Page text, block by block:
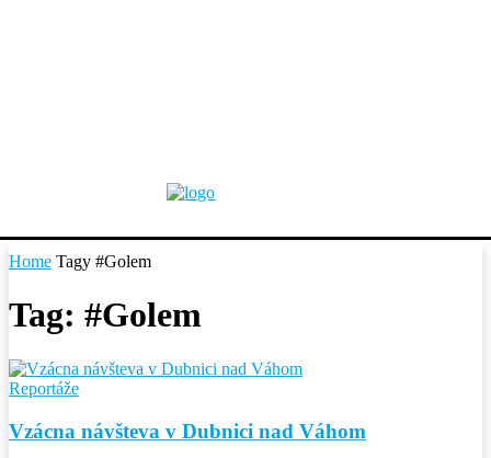
Home Tagy #Golem
Tag: #Golem
Reportáže
Vzácna návšteva v Dubnici nad Váhom